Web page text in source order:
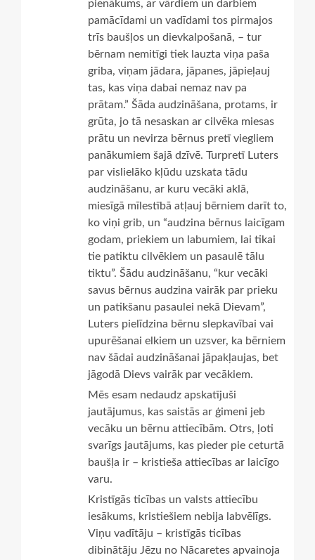
pienākums, ar vārdiem un darbiem
pamācīdami un vadīdami tos pirmajos
trīs baušļos un dievkalpošanā, – tur
bērnam nemitīgi tiek lauzta viņa paša
griba, viņam jādara, jāpanes, jāpieļauj
tas, kas viņa dabai nemaz nav pa
prātam.” Šāda audzināšana, protams, ir
grūta, jo tā nesaskan ar cilvēka miesas
prātu un nevirza bērnus pretī viegliem
panākumiem šajā dzīvē. Turpretī Luters
par vislielāko kļūdu uzskata tādu
audzināšanu, ar kuru vecāki aklā,
miesīgā mīlestībā atļauj bērniem darīt to,
ko viņi grib, un “audzina bērnus laicīgam
godam, priekiem un labumiem, lai tikai
tie patiktu cilvēkiem un pasaulē tālu
tiktu”. Šādu audzināšanu, “kur vecāki
savus bērnus audzina vairāk par prieku
un patikšanu pasaulei nekā Dievam”,
Luters pielīdzina bērnu slepkavībai vai
upurēšanai elkiem un uzsver, ka bērniem
nav šādai audzināšanai jāpakļaujas, bet
jāgodā Dievs vairāk par vecākiem.
Mēs esam nedaudz apskatījuši
jautājumus, kas saistās ar ģimeni jeb
vecāku un bērnu attiecībām. Otrs, ļoti
svarīgs jautājums, kas pieder pie ceturtā
baušļa ir – kristieša attiecības ar laicīgo
varu.
Kristīgās ticības un valsts attiecību
iesākums, kristiešiem nebija labvēlīgs.
Viņu vadītāju – kristīgās ticības
dibinātāju Jēzu no Nācaretes apvainoja